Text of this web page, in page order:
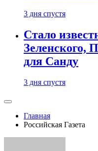
3 дня спустя
Стало
Зеленского,
для Санду
3 дня спустя
Главная
Российская Газета